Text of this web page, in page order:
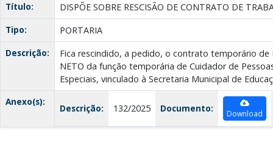
Título:
DISPÕE SOBRE RESCISÃO DE CONTRATO DE
Tipo:
PORTARIA
Descrição:
Fica rescindido, a pedido, o contrato temporário de
NETO da função temporária de Cuidador de
Especiais, vinculado à Secretaria Municipal de
Anexo(s):
Descrição: 132/2025 Documento: Download